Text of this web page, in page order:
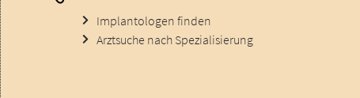
Implantologen finden
Arztsuche nach Spezialisierung